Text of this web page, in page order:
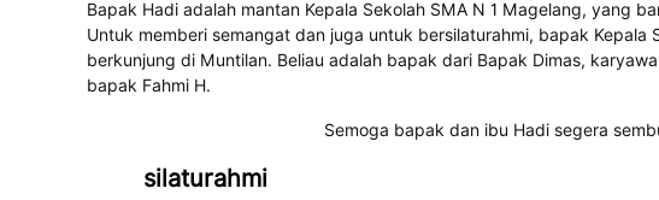
a
n
l
Bapak Hadi adalah mantan Kepala Sekolah SMA N 1 Magelang, yang
Untuk memberi semangat dan juga untuk bersilaturahmi, bapak
berkunjung di Muntilan. Beliau adalah bapak dari Bapak Dimas,
bapak Fahmi H.
silaturahmi
Semoga bapak dan ibu Hadi segera